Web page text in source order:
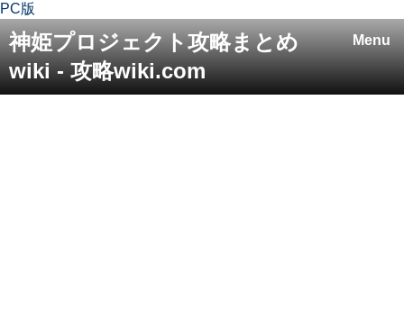
PC版
Menu
神姫プロジェクト攻略まとめ
wiki - 攻略wiki.com